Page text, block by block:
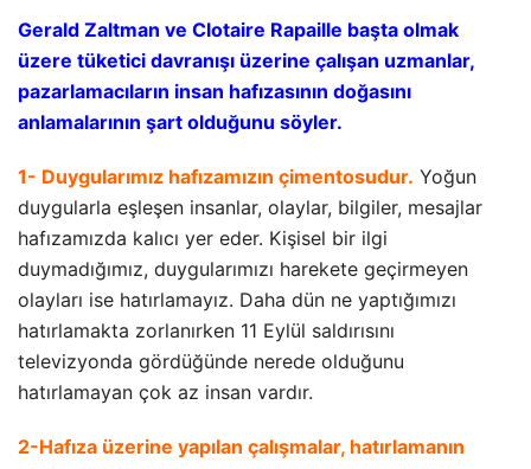
Gerald Zaltman ve Clotaire Rapaille başta olmak
üzere tüketici davranışı üzerine çalışan uzmanlar,
pazarlamacıların insan hafızasının doğasını
anlamalarının şart olduğunu söyler.
1- Duygularımız hafızamızın çimentosudur. Yoğun
duygularla eşleşen insanlar, olaylar, bilgiler, mesajlar
hafızamızda kalıcı yer eder. Kişisel bir ilgi
duymadığımız, duygularımızı harekete geçirmeyen
olayları ise hatırlamayız. Daha dün ne yaptığımızı
hatırlamakta zorlanırken 11 Eylül saldırısını
televizyonda gördüğünde nerede olduğunu
hatırlamayan çok az insan vardır.
2-Hafıza üzerine yapılan çalışmalar, hatırlamanın